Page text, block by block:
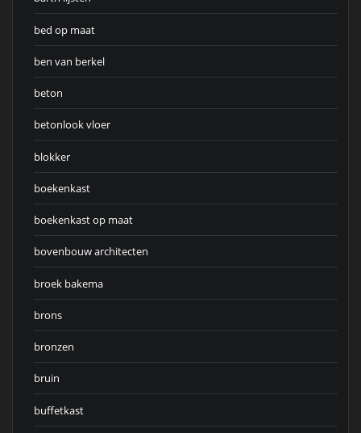
bed op maat
ben van berkel
beton
betonlook vloer
blokker
boekenkast
boekenkast op maat
bovenbouw architecten
broek bakema
brons
bronzen
bruin
buffetkast